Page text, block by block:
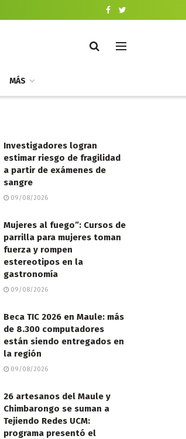
MÁS
Investigadores logran
estimar riesgo de fragilidad
a partir de exámenes de
sangre
09/08/2026
Mujeres al fuego”: Cursos de
parrilla para mujeres toman
fuerza y rompen
estereotipos en la
gastronomía
09/08/2026
Beca TIC 2026 en Maule: más
de 8.300 computadores
están siendo entregados en
la región
09/08/2026
26 artesanos del Maule y
Chimbarongo se suman a
Tejiendo Redes UCM:
programa presentó el